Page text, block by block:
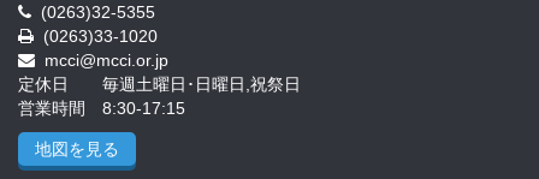
(0263)32-5355
(0263)33-1020
mcci@mcci.or.jp
定休日 毎週土曜日･日曜日,祝祭日
営業時間 8:30-17:15
地図を見る